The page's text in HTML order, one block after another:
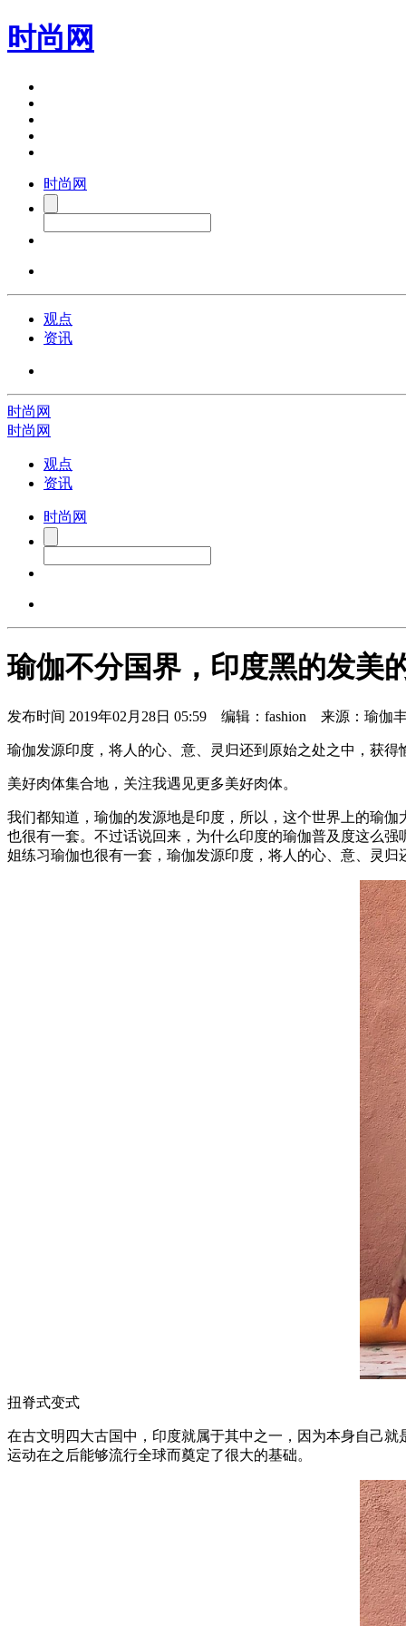
时尚网
时尚网
观点
资讯
时尚网
时尚网
观点
资讯
时尚网
瑜伽不分国界，印度黑的发美
发布时间 2019年02月28日 05:59 编辑：fashion 来源：瑜伽
瑜伽发源印度，将人的心、意、灵归还到原始之处之中，获得
美好肉体集合地，关注我遇见更多美好肉体。
我们都知道，瑜伽的发源地是印度，所以，这个世界上的瑜
也很有一套。不过话说回来，为什么印度的瑜伽普及度这么
姐练习瑜伽也很有一套，瑜伽发源印度，将人的心、意、灵归
扭脊式变式
在古文明四大古国中，印度就属于其中之一，因为本身自己
运动在之后能够流行全球而奠定了很大的基础。